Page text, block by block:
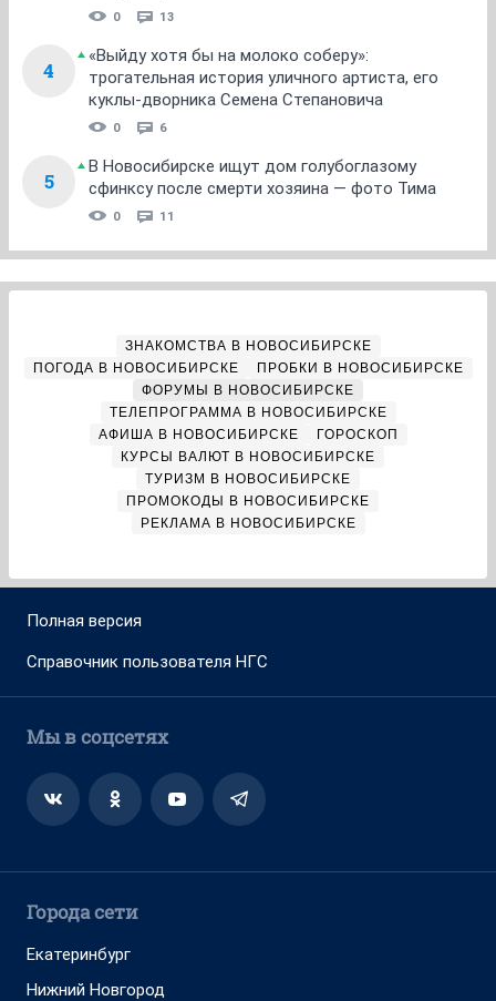
0 13
4
«Выйду хотя бы на молоко соберу»:
трогательная история уличного артиста, его
куклы-дворника Семена Степановича
0 6
5
В Новосибирске ищут дом голубоглазому
сфинксу после смерти хозяина — фото Тима
0 11
ЗНАКОМСТВА В НОВОСИБИРСКЕ
ПОГОДА В НОВОСИБИРСКЕ
ПРОБКИ В НОВОСИБИРСКЕ
ФОРУМЫ В НОВОСИБИРСКЕ
ТЕЛЕПРОГРАММА В НОВОСИБИРСКЕ
АФИША В НОВОСИБИРСКЕ
ГОРОСКОП
КУРСЫ ВАЛЮТ В НОВОСИБИРСКЕ
ТУРИЗМ В НОВОСИБИРСКЕ
ПРОМОКОДЫ В НОВОСИБИРСКЕ
РЕКЛАМА В НОВОСИБИРСКЕ
Полная версия
Справочник пользователя НГС
Мы в соцсетях
Города сети
Екатеринбург
Нижний Новгород